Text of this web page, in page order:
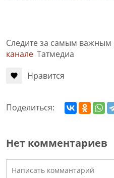
Следите за самым
канале Татмедиа
Нравится
Поделиться:
Нет комментариев